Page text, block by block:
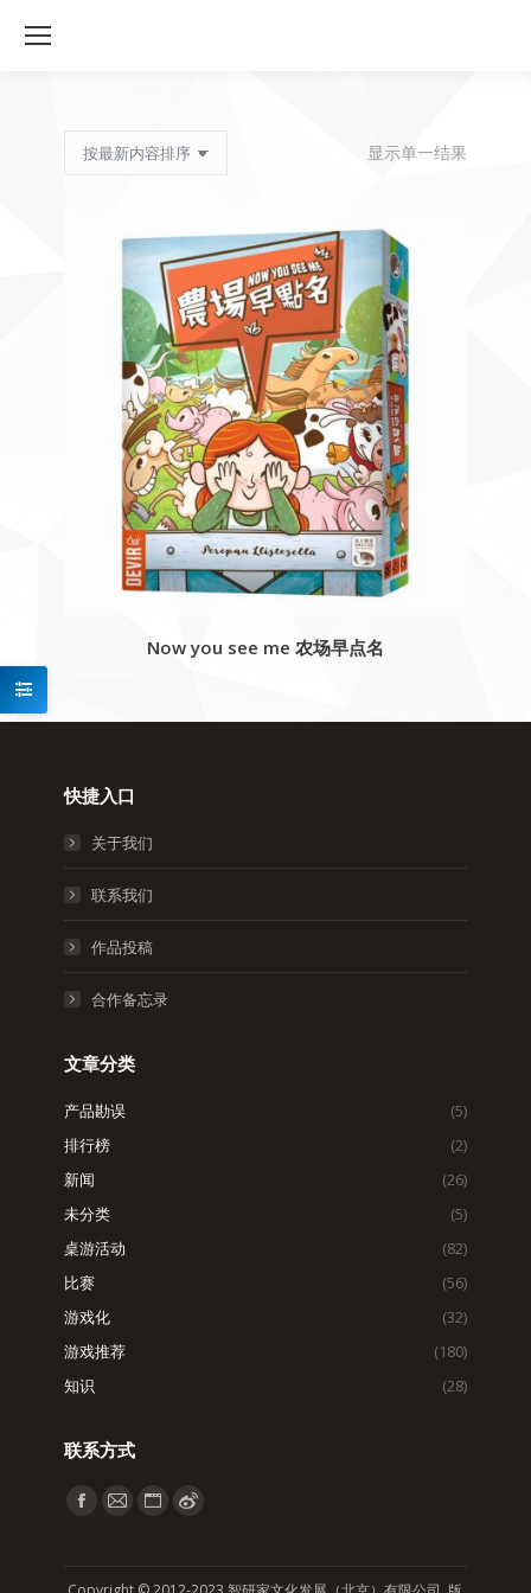
显示单一结果
Now you see me 农场早点名
快捷入口
关于我们
联系我们
作品投稿
合作备忘录
文章分类
产品勘误
(5)
排行榜
(2)
新闻
(26)
未分类
(5)
桌游活动
(82)
比赛
(56)
游戏化
(32)
游戏推荐
(180)
知识
(28)
联系方式
找到我们：
Facebook
Mail WebsiteWeibo